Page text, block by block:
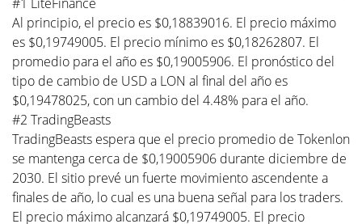
Al principio, el precio es $0,18839016. El precio máximo
es $0,19749005. El precio mínimo es $0,18262807. El
promedio para el año es $0,19005906. El pronóstico del
tipo de cambio de USD a LON al final del año es
$0,19478025, con un cambio del 4.48% para el año.
#2 TradingBeasts
TradingBeasts espera que el precio promedio de Tokenlon
se mantenga cerca de $0,19005906 durante diciembre de
2030. El sitio prevé un fuerte movimiento ascendente a
finales de año, lo cual es una buena señal para los traders.
El precio máximo alcanzará $0,19749005. El precio